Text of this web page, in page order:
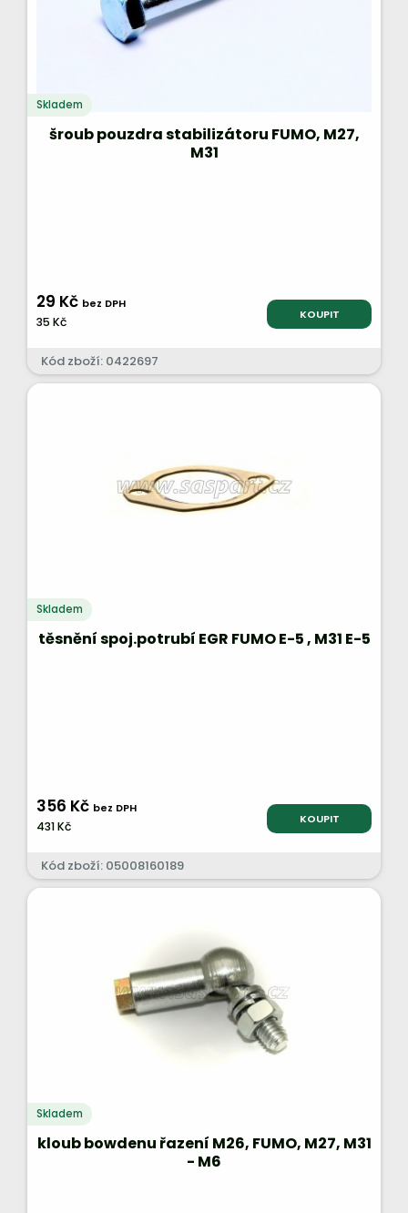
Skladem
šroub pouzdra stabilizátoru FUMO, M27,
M31
29 Kč bez DPH
35 Kč KOUPIT
Kód zboží: 0422697
Skladem
těsnění spoj.potrubí EGR FUMO E-5 , M31 E-5
356 Kč bez DPH
431 Kč KOUPIT
Kód zboží: 05008160189
Skladem
kloub bowdenu řazení M26, FUMO, M27, M31
- M6